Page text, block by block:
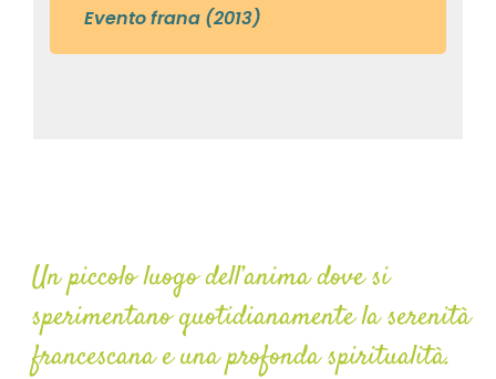
Evento frana (2013)
Un piccolo luogo dell’anima dove si
sperimentano quotidianamente la serenità
francescana e una profonda spiritualità.